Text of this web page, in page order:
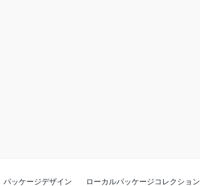
パッケージデザイン ローカルパッケージコレクション